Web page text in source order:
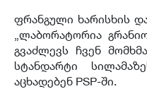
ფრანგული ხარისხის
„ლაბორატორია
გვაძლევს ჩვენ
სტანდარტი
აცხადებენ PSP-ში.